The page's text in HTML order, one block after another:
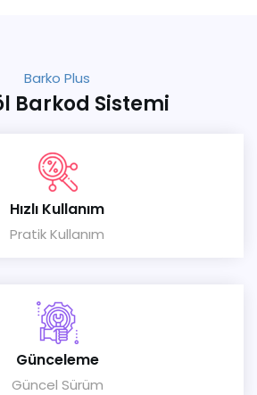
Barko Plus
Barkod Sistemi
Hızlı Kullanım
Pratik Kullanım
Günceleme
Güncel Sürüm